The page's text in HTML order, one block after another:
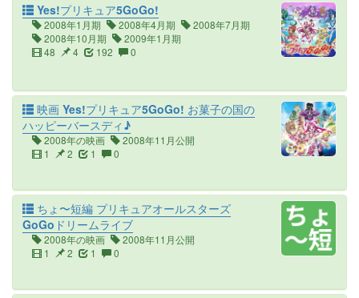
Yes!プリキュア5GoGo!
2008年1月期 2008年4月期
2008年7月期
2008年10月期
2009年1月期
48
4 192 0
映画 Yes!プリキュア5GoGo! お菓子の国の
ハッピーバースディ♪
2008年の映画
2008年11月公開
1
2 1 0
ちょ〜短編 プリキュアオールスターズ
GoGoドリームライブ
2008年の映画
2008年11月公開
1
2 1 0